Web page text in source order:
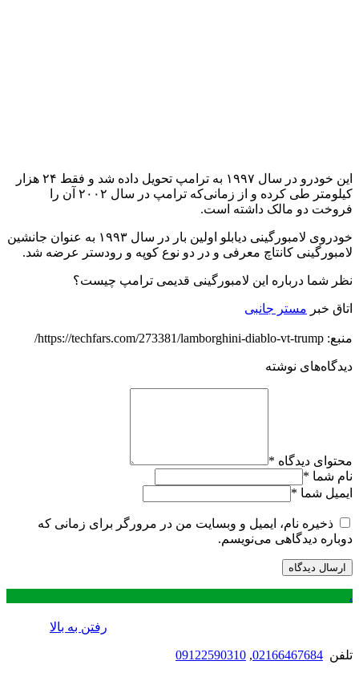
این خودرو در سال ۱۹۹۷ به ترامپ تحویل داده شد و فقط ۲۴ هزار
کیلومتر طی کرده و از زمانی‌که ترامپ در سال ۲۰۰۲ آن را
فروخت دو مالک داشته است.
خودروی لامبورگینی دیابلو اولین بار در سال ۱۹۹۳ به عنوان جانشین
لامبورگینی کانتاچ معرفی و در دو نوع کوپه و رودستر عرضه شد.
نظر شما درباره این لامبورگینی قدیمی ترامپ چیست؟
اتاق خبر مستر جانبی
منبع: https://techfars.com/273381/lamborghini-diablo-vt-trump/
دیدگاه‌های نوشته
محتوای دیدگاه *
نام شما *
ایمیل شما *
ذخیره نام، ایمیل و وبسایت من در مرورگر برای زمانی که
دوباره دیدگاهی می‌نویسم.
.
رفتن به بالا
تلفن 02166467684
,
09122590310